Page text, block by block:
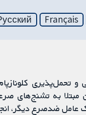
Français
مبتلا به تشنج‌های